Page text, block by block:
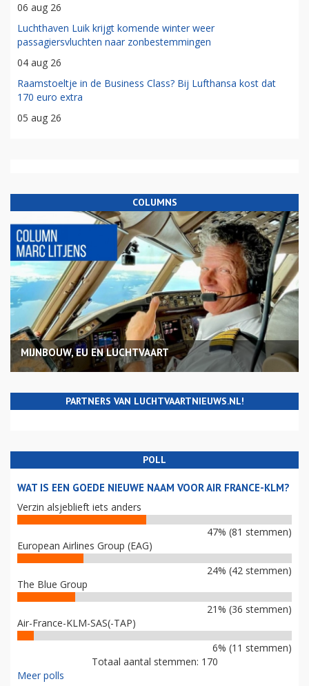
06 aug 26
Luchthaven Luik krijgt komende winter weer
passagiersvluchten naar zonbestemmingen
04 aug 26
Raamstoeltje in de Business Class? Bij Lufthansa kost dat
170 euro extra
05 aug 26
COLUMNS
MIJNBOUW, EU EN LUCHTVAART
PARTNERS VAN LUCHTVAARTNIEUWS.NL!
POLL
WAT IS EEN GOEDE NIEUWE NAAM VOOR AIR FRANCE-KLM?
Verzin alsjeblieft iets anders
47% (81 stemmen)
European Airlines Group (EAG)
24% (42 stemmen)
The Blue Group
21% (36 stemmen)
Air-France-KLM-SAS(-TAP)
6% (11 stemmen)
Totaal aantal stemmen: 170
Meer polls